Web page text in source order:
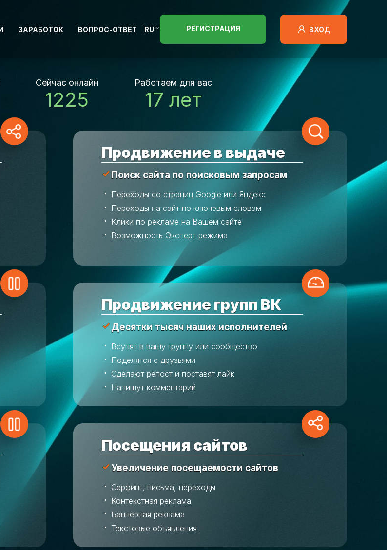
ЗАРАБОТОК ВОПРОС-ОТВЕТ RU РЕГИСТРАЦИЯ ВХОД
Сейчас онлайн
1225
Работаем для вас
17 лет
Продвижение в выдаче
Поиск сайта по поисковым запросам
Переходы со страниц Google или Яндекс
Переходы на сайт по ключевым словам
Клики по рекламе на Вашем сайте
Возможность Эксперт режима
Продвижение групп ВК
Десятки тысяч наших исполнителей
Всупят в вашу группу или сообщество
Поделятся с друзьями
Сделают репост и поставят лайк
Напишут комментарий
Посещения сайтов
Увеличение посещаемости сайтов
Серфинг, письма, переходы
Контекстная реклама
Баннерная реклама
Текстовые объявления